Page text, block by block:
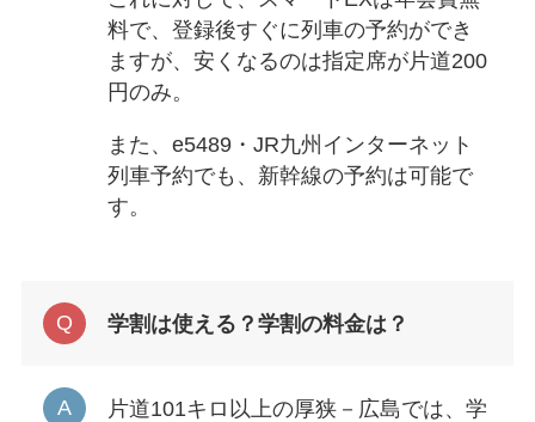
料で、登録後すぐに列車の予約ができ
ますが、安くなるのは指定席が片道200
円のみ。
また、e5489・JR九州インターネット
列車予約でも、新幹線の予約は可能で
す。
学割は使える？学割の料金は？
片道101キロ以上の厚狭－広島では、学